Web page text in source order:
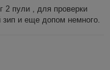
2 пули , для проверки
и еще допом немного.